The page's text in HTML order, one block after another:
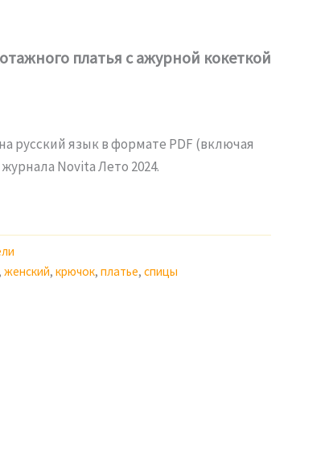
платья с ажурной кокеткой
русский язык в формате PDF (включая
Novita Лето 2024.
, женский, крючок, платье, спицы